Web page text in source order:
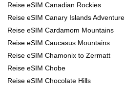
Reise eSIM Canadian Rockies
Reise eSIM Canary Islands Adventure
Reise eSIM Cardamom Mountains
Reise eSIM Caucasus Mountains
Reise eSIM Chamonix to Zermatt
Reise eSIM Chobe
Reise eSIM Chocolate Hills